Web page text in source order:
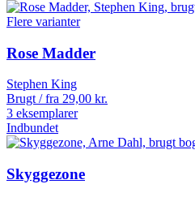
Flere varianter
Rose Madder
Stephen King
Brugt / fra 29,00 kr.
3 eksemplarer
Indbundet
Skyggezone